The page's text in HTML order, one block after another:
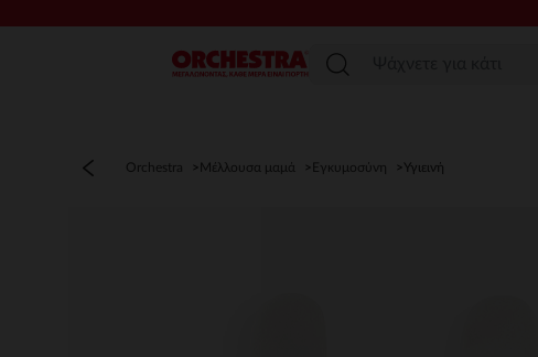
Μενού
Orchestra Μέλλουσα μαμά Εγκυμοσύνη Υγιεινή